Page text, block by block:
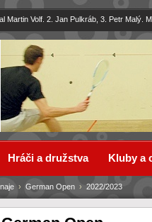
Martin Volf. 2. Jan Pulkráb, 3. Petr Malý.
› German Open › 2022/2023
Hráči a družstva Kluby a